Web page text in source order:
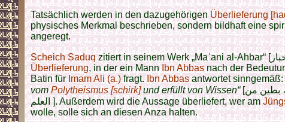
Tatsächlich werden in den dazugehörigenÜberlieferung
physisches Merkmal beschrieben, sondern bildhaft eine
angeregt.
Scheich Saduq
Überlieferung, in der ein MannIbn Abbasnach der
Batin fürImam Ali (a.)fragt.Ibn Abbasantwortet sinngemäß:
vomPolytheismus [schirk]und erfüllt von Wissen“[الأنزع من الشرك، بطين من
العلم ]. Außerdem wird die Aussage überliefert, wer am
wolle, solle sich an diesen Anza halten.